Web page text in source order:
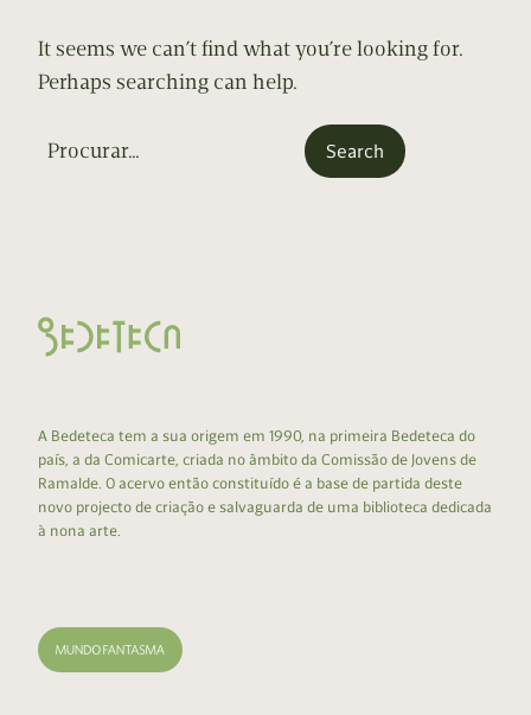
It seems we can’t find what you’re looking for.
Perhaps searching can help.
A Bedeteca tem a sua origem em 1990, na primeira Bedeteca do
país, a da Comicarte, criada no âmbito da Comissão de Jovens de
Ramalde. O acervo então constituído é a base de partida deste
novo projecto de criação e salvaguarda de uma biblioteca dedicada
à nona arte.